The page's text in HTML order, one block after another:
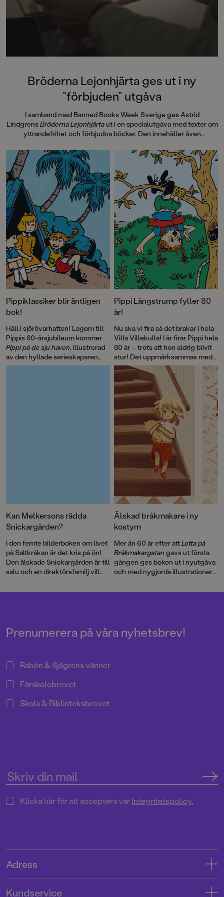
Bröderna Lejonhjärta ges ut i ny
”förbjuden” utgåva
I samband med Banned Books Week Sverige ges Astrid
LindgrensBröderna Lejonhjärtaut i en specialutgåva med texter om
yttrandefrihet och förbjudna böcker. Den innehåller även
exemplar, sk Samizdat, via hemliga nätverk i Tjeckoslovakien under
Kalla kriget på 80-talet. Pocketutgåvan avslutas med efterord av
Laurie Halse Anderson, 2023 års mottagare av Astrid Lindgren
Memorial Award, som vi även publicerar här.
Pippiklassiker blir äntligen
bok!
Håll i sjörövarhatten! Lagom till
Pippis 80-årsjubileum kommer
Pippi på de sju haven, illustrerad
av den hyllade serieskaparen
Fabian Göranson. Astrid
Pippi Långstrump fyller 80
år!
Nu ska vi fira så det brakar i hela
Villa Villekulla! I år firar Pippi hela
80 år – trots att hon aldrig blivit
stur! Det uppmärksammas med
flera böcker, däribland David
Känner du Astrid
Lindgrenoch en
genomillustrerad version av
Pippi på de sju haven.
Kan Melkersons rädda
Snickargården?
I den femte bilderboken om livet
på Saltkråkan är det kris på ön!
Den älskade Snickargården är till
salu och en direktörsfamilj vill
bygga en bungalow …
berättelse.
Älskad bråkmakare i ny
kostym
Mer än 60 år efter attLotta på
Bråkmakargatan gavs ut första
gången ges boken ut i nyutgåva
och med nygjorda illustrationer
Prenumerera på våra nyhetsbrev!
Rabén & Sjögrens vänner
Förskolebrevet
Skola & Biblioteksbrevet
Klicka här för att acceptera vårIntegritetspolicy.
Adress
Kundservice